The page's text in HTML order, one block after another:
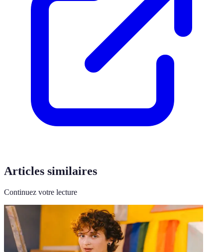
Articles similaires
Continuez votre lecture